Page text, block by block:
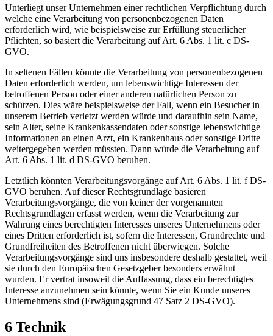
Unterliegt unser Unternehmen einer rechtlichen Verpflichtung durch
welche eine Verarbeitung von personenbezogenen Daten
erforderlich wird, wie beispielsweise zur Erfüllung steuerlicher
Pflichten, so basiert die Verarbeitung auf Art. 6 Abs. 1 lit. c DS-
GVO.
In seltenen Fällen könnte die Verarbeitung von personenbezogenen
Daten erforderlich werden, um lebenswichtige Interessen der
betroffenen Person oder einer anderen natürlichen Person zu
schützen. Dies wäre beispielsweise der Fall, wenn ein Besucher in
unserem Betrieb verletzt werden würde und daraufhin sein Name,
sein Alter, seine Krankenkassendaten oder sonstige lebenswichtige
Informationen an einen Arzt, ein Krankenhaus oder sonstige Dritte
weitergegeben werden müssten. Dann würde die Verarbeitung auf
Art. 6 Abs. 1 lit. d DS-GVO beruhen.
Letztlich könnten Verarbeitungsvorgänge auf Art. 6 Abs. 1 lit. f DS-
GVO beruhen. Auf dieser Rechtsgrundlage basieren
Verarbeitungsvorgänge, die von keiner der vorgenannten
Rechtsgrundlagen erfasst werden, wenn die Verarbeitung zur
Wahrung eines berechtigten Interesses unseres Unternehmens oder
eines Dritten erforderlich ist, sofern die Interessen, Grundrechte und
Grundfreiheiten des Betroffenen nicht überwiegen. Solche
Verarbeitungsvorgänge sind uns insbesondere deshalb gestattet, weil
sie durch den Europäischen Gesetzgeber besonders erwähnt
wurden. Er vertrat insoweit die Auffassung, dass ein berechtigtes
Interesse anzunehmen sein könnte, wenn Sie ein Kunde unseres
Unternehmens sind (Erwägungsgrund 47 Satz 2 DS-GVO).
6 Technik